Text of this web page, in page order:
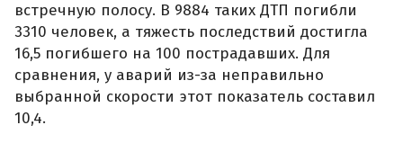
встречную полосу. В 9884 таких ДТП погибли
3310 человек, а тяжесть последствий достигла
16,5 погибшего на 100 пострадавших. Для
сравнения, у аварий из-за неправильно
выбранной скорости этот показатель составил
10,4.